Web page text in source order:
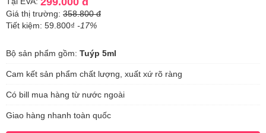
Giá thị trường: 358.800 đ
Tiết kiệm: 59.800₫ -17%
Bộ sản phẩm gồm: Tuýp 5ml
Cam kết sản phẩm chất lượng, xuất xứ rõ ràng
Có bill mua hàng từ nước ngoài
Giao hàng nhanh toàn quốc